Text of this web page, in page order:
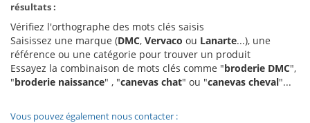
résultats :
Vérifiez l'orthographe des mots clés saisis
Saisissez une marque (DMC, Vervaco ou Lanarte...), une
référence ou une catégorie pour trouver un produit
Essayez la combinaison de mots clés comme "broderie DMC",
"broderie naissance" , "canevas chat" ou "canevas cheval"...
Vous pouvez également nous contacter :